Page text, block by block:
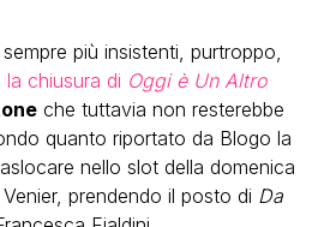
più insistenti, purtroppo,
chiusura di Oggi è Un Altro
che tuttavia non resterebbe
quanto riportato da Blogo la
nello slot della domenica
prendendo il posto di Da